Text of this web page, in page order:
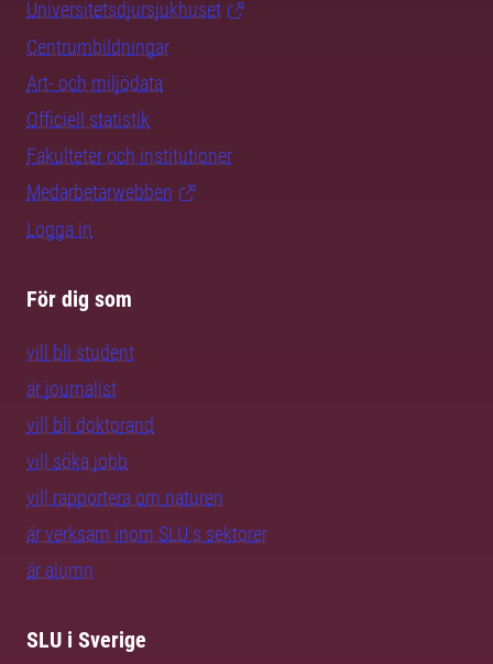
Universitetsdjursjukhuset
Centrumbildningar
Art- och miljödata
Officiell statistik
Fakulteter och institutioner
Medarbetarwebben
Logga in
För dig som
vill bli student
är journalist
vill bli doktorand
vill söka jobb
vill rapportera om naturen
är verksam inom SLU:s sektorer
är alumn
SLU i Sverige